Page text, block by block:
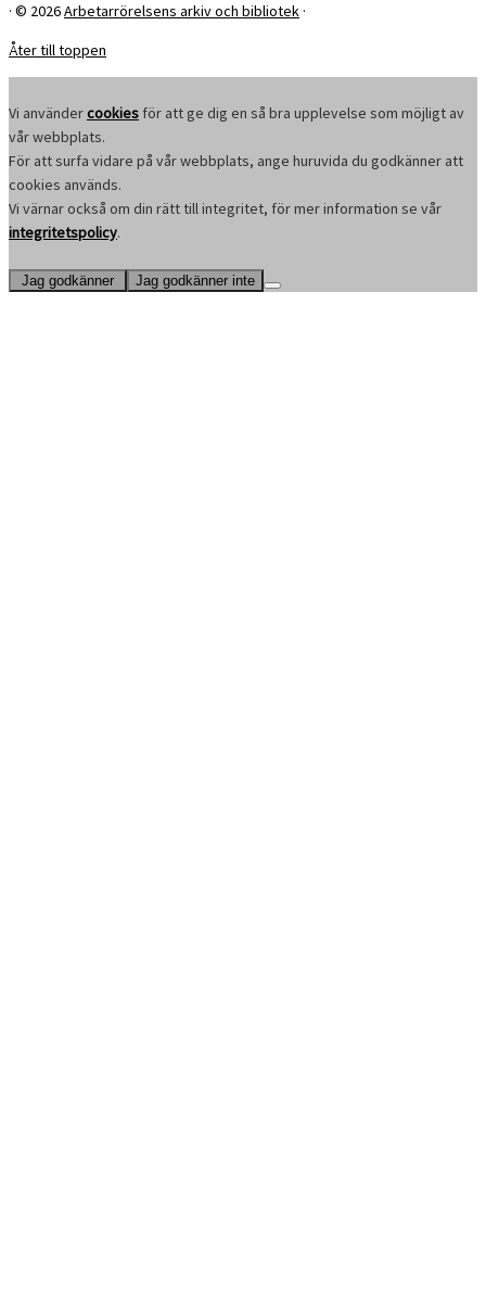
· © 2026Arbetarrörelsens arkiv och bibliotek ·
Åter till toppen
Vi användercookies för att ge dig en så bra upplevelse som möjligt av
vår webbplats.
För att surfa vidare på vår webbplats, ange huruvida du godkänner att
cookies används.
Vi värnar också om din rätt till integritet, för mer information se vår
integritetspolicy.
Jag godkänner Jag godkänner inte